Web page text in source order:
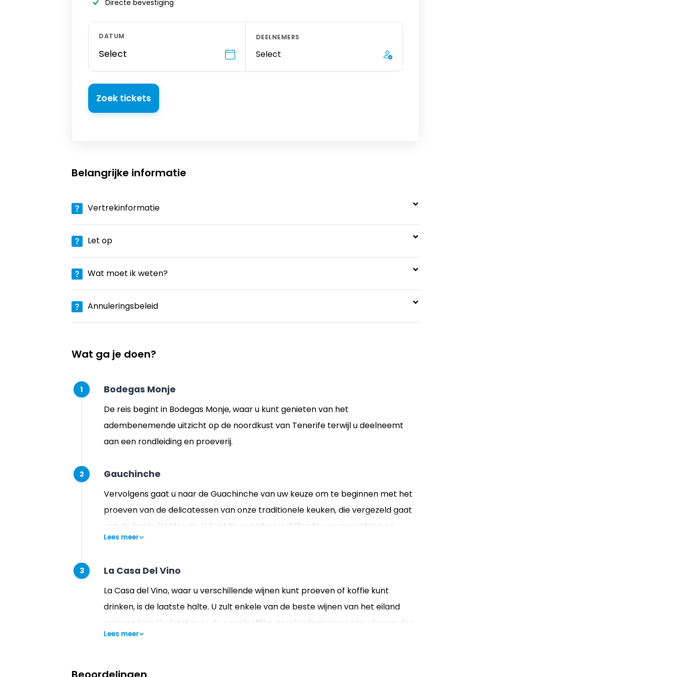
Directe bevestiging
DATUM
Select
DEELNEMERS
Select
Zoek tickets
Belangrijke informatie
Vertrekinformatie
Let op
Wat moet ik weten?
Annuleringsbeleid
Wat ga je doen?
1 Bodegas Monje
De reis begint in Bodegas Monje, waar u kunt genieten van het
adembenemende uitzicht op de noordkust van Tenerife terwijl u deelneemt
aan een rondleiding en proeverij.
2 Gauchinche
Vervolgens gaat u naar de Guachinche van uw keuze om te beginnen met het
proeven van de delicatessen van onze traditionele keuken, die vergezeld gaat
van de beste lokale wijn. U kunt kiezen uit verschillende voorgerechten en
gegrild vlees.
Lees meer
3 La Casa Del Vino
La Casa del Vino, waar u verschillende wijnen kunt proeven of koffie kunt
drinken, is de laatste halte. U zult enkele van de beste wijnen van het eiland
ervaren terwijl u leert over de ongelooflijke geschiedenis van onze wijngaarden.
Lees meer